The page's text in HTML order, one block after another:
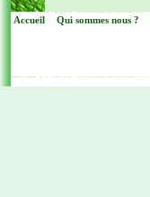
Accueil Qui sommes nous ?